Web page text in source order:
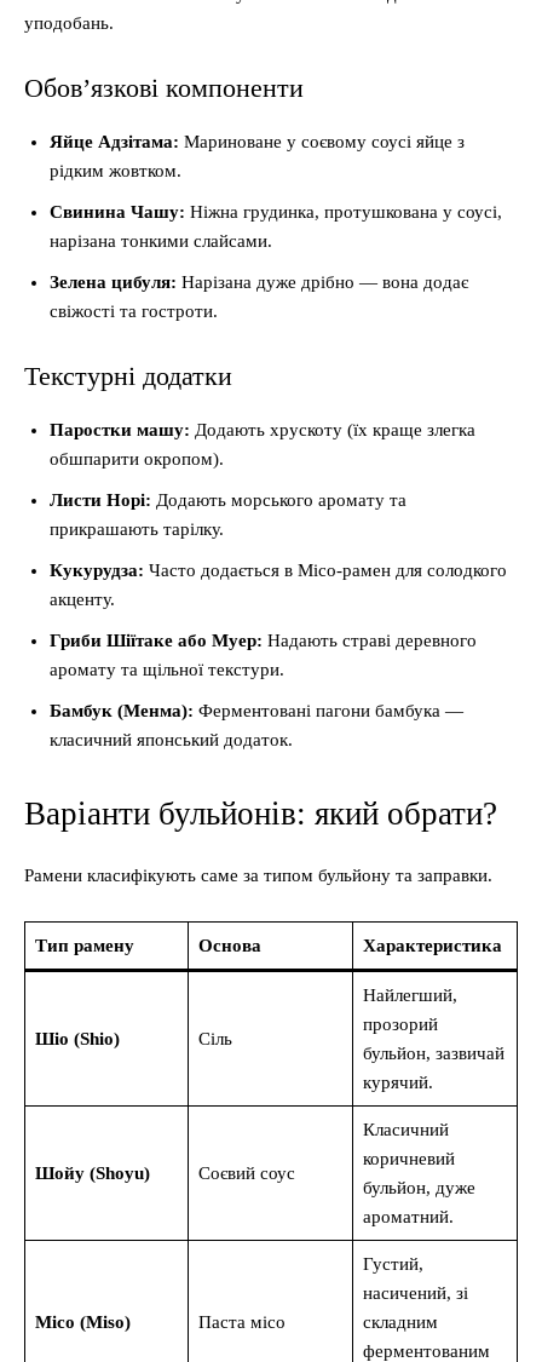
уподобань.
Обов’язкові компоненти
Яйце Адзітама: Мариноване у соєвому соусі яйце з
рідким жовтком.
Свинина Чашу: Ніжна грудинка, протушкована у соусі,
нарізана тонкими слайсами.
Зелена цибуля: Нарізана дуже дрібно — вона додає
свіжості та гостроти.
Текстурні додатки
Паростки машу: Додають хрускоту (їх краще злегка
обшпарити окропом).
Листи Норі: Додають морського аромату та
прикрашають тарілку.
Кукурудза: Часто додається в Місо-рамен для солодкого
акценту.
Гриби Шіїтаке або Муер: Надають страві деревного
аромату та щільної текстури.
Бамбук (Менма): Ферментовані пагони бамбука —
класичний японський додаток.
Варіанти бульйонів: який обрати?
Рамени класифікують саме за типом бульйону та заправки.
Тип рамену Основа Характеристика
Шіо (Shio) Сіль
Найлегший,
прозорий
бульйон, зазвичай
курячий.
Шойу (Shoyu) Соєвий соус
Класичний
коричневий
бульйон, дуже
ароматний.
Місо (Miso) Паста місо
Густий,
насичений, зі
складним
ферментованим